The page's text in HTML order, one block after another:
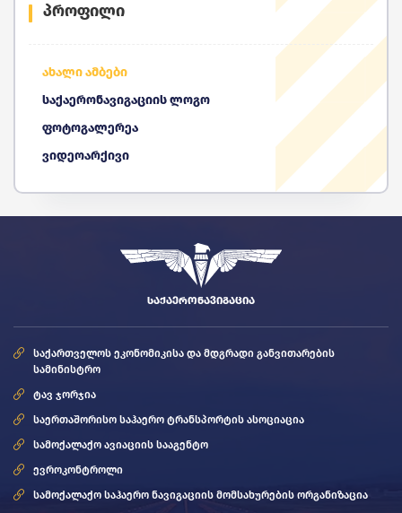
პროფილი
ახალი ამბები
საქაერონავიგაციის ლოგო
ფოტოგალერეა
ვიდეოარქივი
ᲡᲐᲥᲐᲔᲠᲝᲜᲐᲕᲘᲒᲐᲪᲘᲐ
საქართველოს ეკონომიკისა და მდგრადი განვითარების
სამინისტრო
ტავ ჯორჯია
საერთაშორისო საჰაერო ტრანსპორტის ასოციაცია
სამოქალაქო ავიაციის სააგენტო
ევროკონტროლი
სამოქალაქო საჰაერო ნავიგაციის მომსახურების ორგანიზაცია